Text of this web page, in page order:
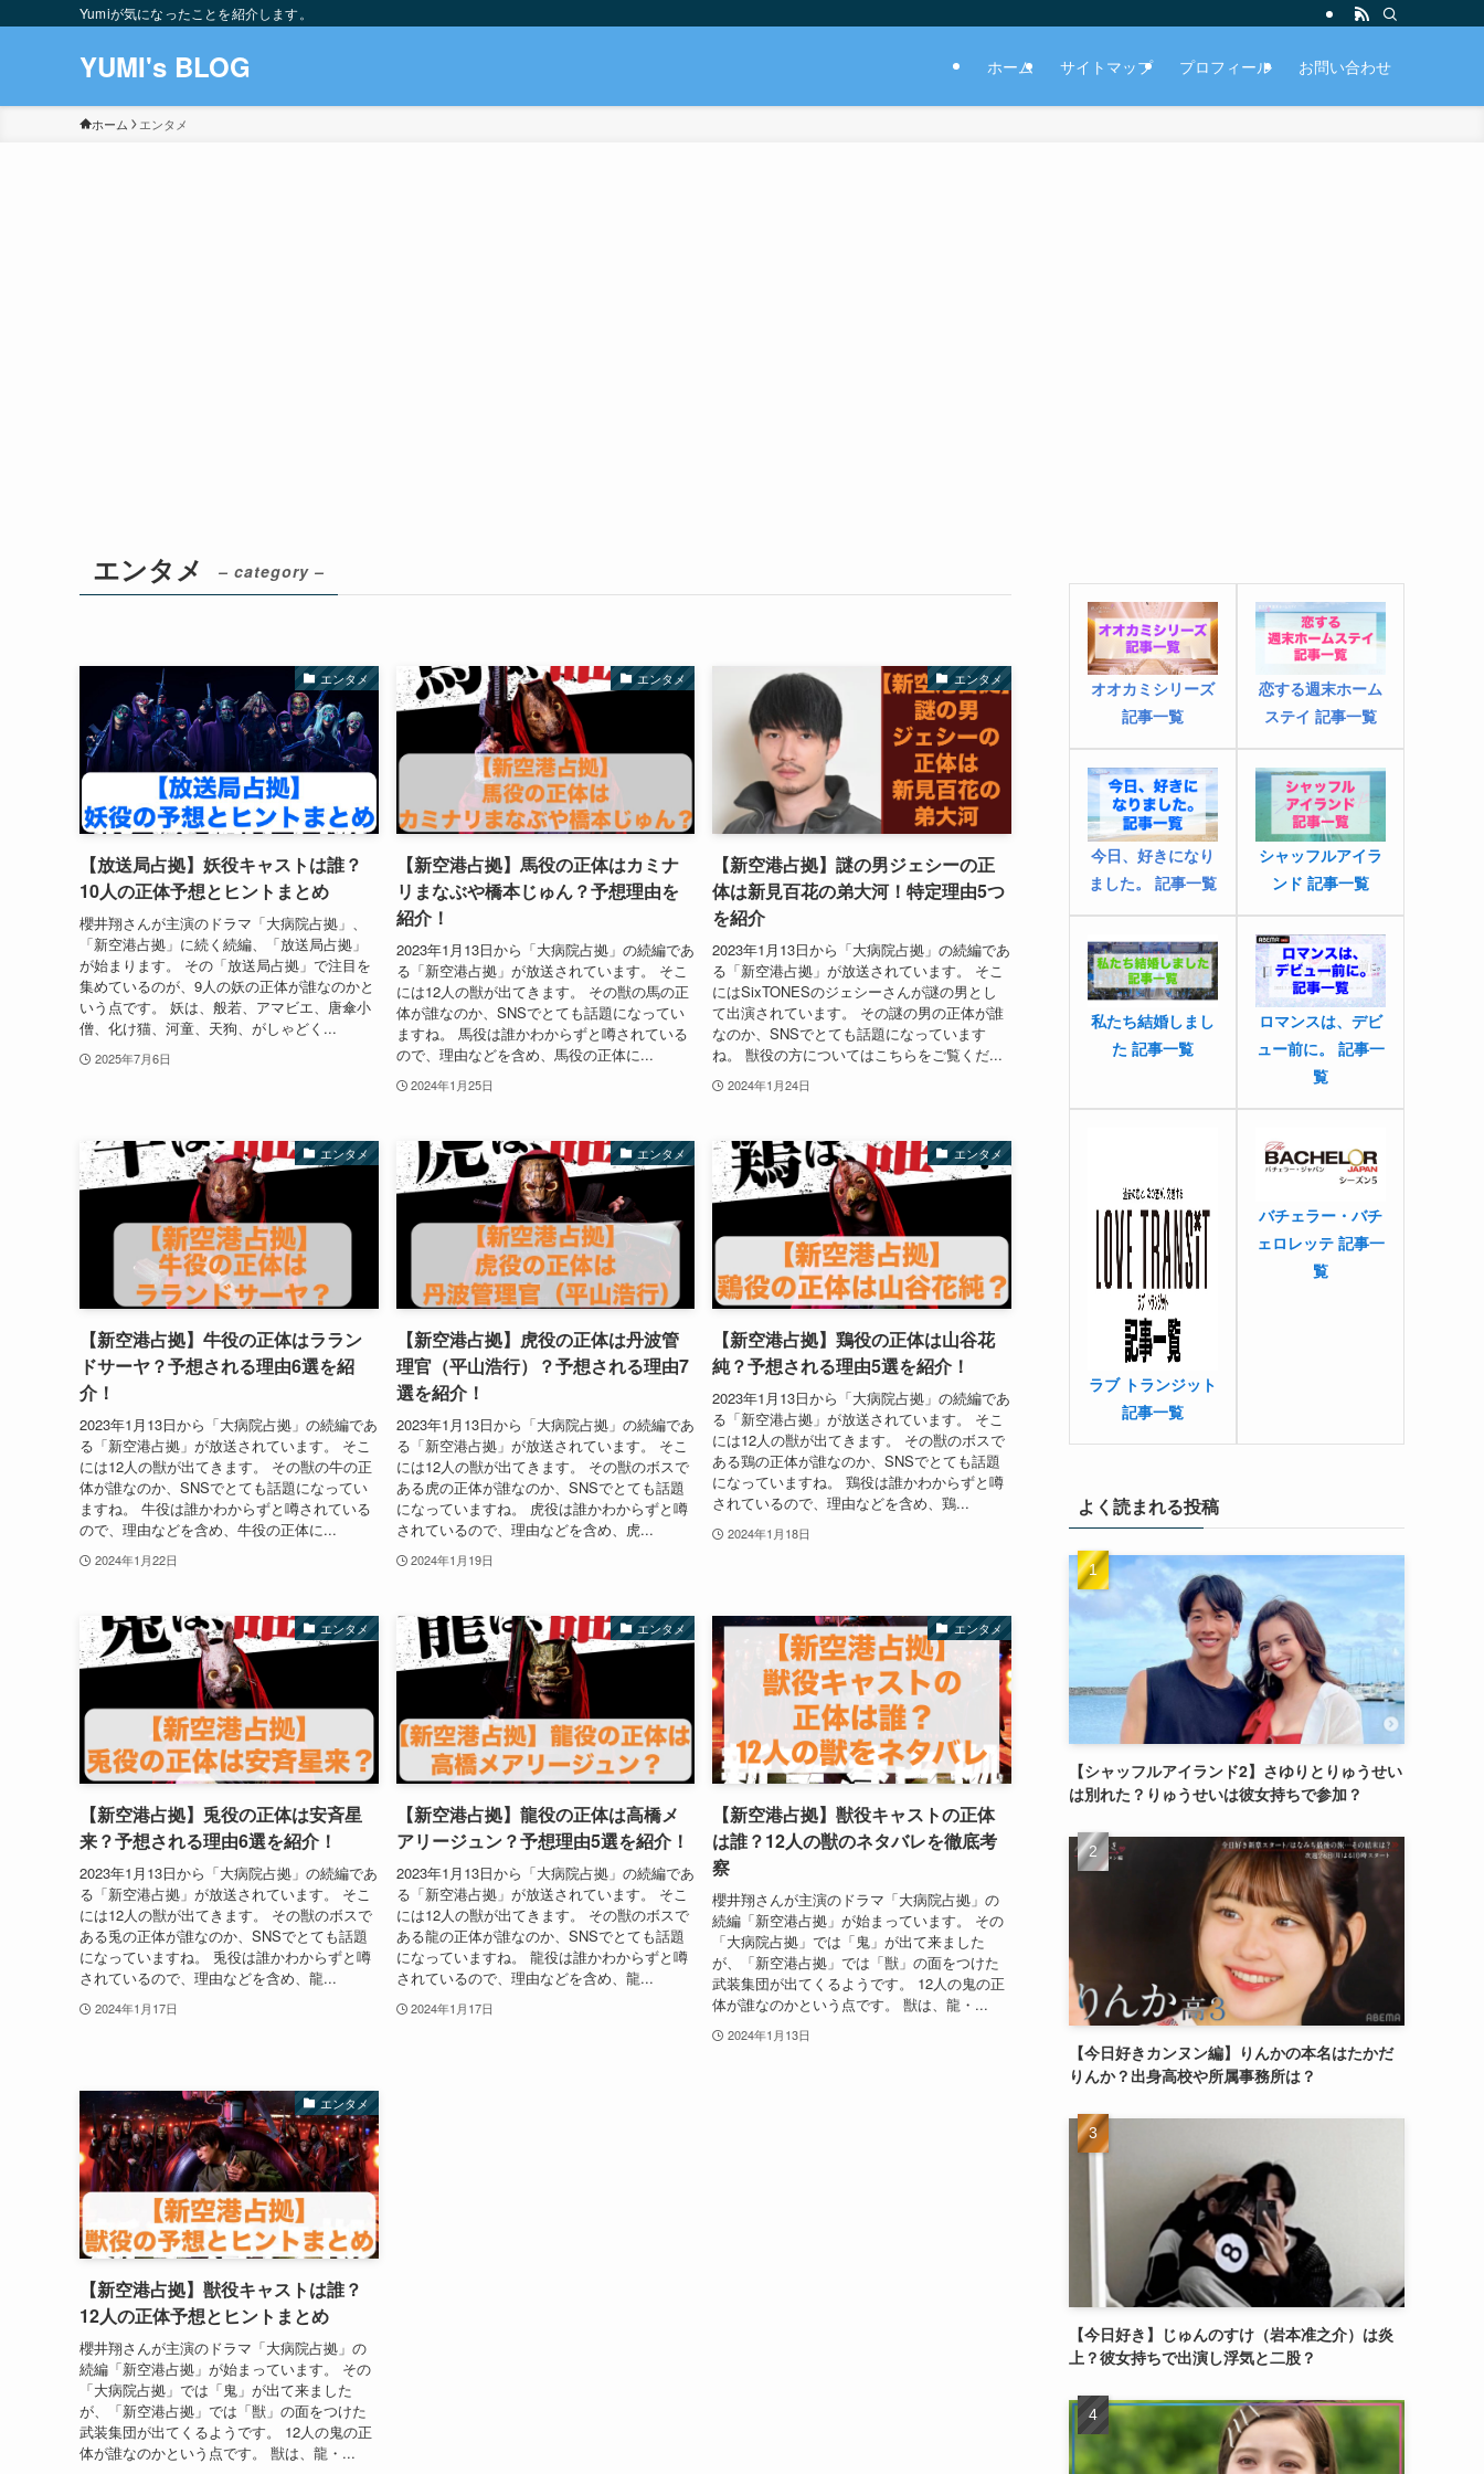
Yumiが気になったことを紹介します。
YUMI's BLOG ホーム サイトマップ プロフィール お問い合わせ
ホーム エンタメ
エンタメ – category –
エンタメ
【放送局占拠】妖役キャストは誰？
10人の正体予想とヒントまとめ
櫻井翔さんが主演のドラマ「大病院占拠」、
「新空港占拠」に続く続編、「放送局占拠」
が始まります。 その「放送局占拠」で注目を
集めているのが、9人の妖の正体が誰なのかと
いう点です。 妖は、般若、アマビエ、唐傘小
僧、化け猫、河童、天狗、がしゃどく...
2025年7月6日
エンタメ
【新空港占拠】馬役の正体はカミナ
リまなぶや橋本じゅん？予想理由を
紹介！
2023年1月13日から「大病院占拠」の続編であ
る「新空港占拠」が放送されています。 そこ
には12人の獣が出てきます。 その獣の馬の正
体が誰なのか、SNSでとても話題になってい
ますね。 馬役は誰かわからずと噂されている
ので、理由などを含め、馬役の正体に...
2024年1月25日
エンタメ
【新空港占拠】謎の男ジェシーの正
体は新見百花の弟大河！特定理由5つ
を紹介
2023年1月13日から「大病院占拠」の続編であ
る「新空港占拠」が放送されています。 そこ
にはSixTONESのジェシーさんが謎の男とし
て出演されています。 その謎の男の正体が誰
なのか、SNSでとても話題になっています
ね。 獣役の方についてはこちらをご覧くだ...
2024年1月24日
エンタメ
【新空港占拠】牛役の正体はララン
ドサーヤ？予想される理由6選を紹
介！
2023年1月13日から「大病院占拠」の続編であ
る「新空港占拠」が放送されています。 そこ
には12人の獣が出てきます。 その獣の牛の正
体が誰なのか、SNSでとても話題になってい
ますね。 牛役は誰かわからずと噂されている
ので、理由などを含め、牛役の正体に...
2024年1月22日
エンタメ
【新空港占拠】虎役の正体は丹波管
理官（平山浩行）？予想される理由7
選を紹介！
2023年1月13日から「大病院占拠」の続編であ
る「新空港占拠」が放送されています。 そこ
には12人の獣が出てきます。 その獣のボスで
ある虎の正体が誰なのか、SNSでとても話題
になっていますね。 虎役は誰かわからずと噂
されているので、理由などを含め、虎...
2024年1月19日
エンタメ
【新空港占拠】鶏役の正体は山谷花
純？予想される理由5選を紹介！
2023年1月13日から「大病院占拠」の続編であ
る「新空港占拠」が放送されています。 そこ
には12人の獣が出てきます。 その獣のボスで
ある鶏の正体が誰なのか、SNSでとても話題
になっていますね。 鶏役は誰かわからずと噂
されているので、理由などを含め、鶏...
2024年1月18日
エンタメ
【新空港占拠】兎役の正体は安斉星
来？予想される理由6選を紹介！
2023年1月13日から「大病院占拠」の続編であ
る「新空港占拠」が放送されています。 そこ
には12人の獣が出てきます。 その獣のボスで
ある兎の正体が誰なのか、SNSでとても話題
になっていますね。 兎役は誰かわからずと噂
されているので、理由などを含め、龍...
2024年1月17日
エンタメ
【新空港占拠】龍役の正体は高橋メ
アリージュン？予想理由5選を紹介！
2023年1月13日から「大病院占拠」の続編であ
る「新空港占拠」が放送されています。 そこ
には12人の獣が出てきます。 その獣のボスで
ある龍の正体が誰なのか、SNSでとても話題
になっていますね。 龍役は誰かわからずと噂
されているので、理由などを含め、龍...
2024年1月17日
エンタメ
【新空港占拠】獣役キャストの正体
は誰？12人の獣のネタバレを徹底考
察
櫻井翔さんが主演のドラマ「大病院占拠」の
続編「新空港占拠」が始まっています。 その
「大病院占拠」では「鬼」が出て来ました
が、「新空港占拠」では「獣」の面をつけた
武装集団が出てくるようです。 12人の鬼の正
体が誰なのかという点です。 獣は、龍・...
2024年1月13日
エンタメ
【新空港占拠】獣役キャストは誰？
12人の正体予想とヒントまとめ
櫻井翔さんが主演のドラマ「大病院占拠」の
続編「新空港占拠」が始まっています。 その
「大病院占拠」では「鬼」が出て来ました
が、「新空港占拠」では「獣」の面をつけた
武装集団が出てくるようです。 12人の鬼の正
体が誰なのかという点です。 獣は、龍・...
オオカミシリーズ
記事一覧
恋する週末ホーム
ステイ 記事一覧
今日、好きになり
ました。 記事一覧
シャッフルアイラ
ンド 記事一覧
私たち結婚しまし
た 記事一覧
ロマンスは、デビ
ュー前に。 記事一
覧
ラブ トランジット
記事一覧
バチェラー・バチ
ェロレッテ 記事一
覧
よく読まれる投稿
【シャッフルアイランド2】さゆりとりゅうせい
は別れた？りゅうせいは彼女持ちで参加？
【今日好きカンヌン編】りんかの本名はたかだ
りんか？出身高校や所属事務所は？
【今日好き】じゅんのすけ（岩本准之介）は炎
上？彼女持ちで出演し浮気と二股？